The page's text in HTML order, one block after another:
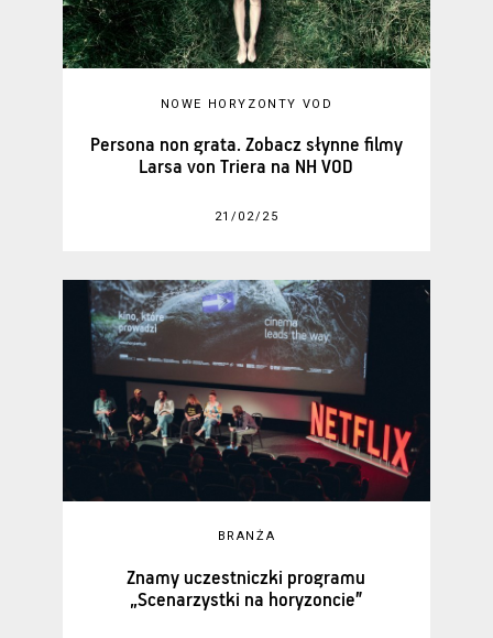
NOWE HORYZONTY VOD
Persona non grata. Zobacz słynne filmy
Larsa von Triera na NH VOD
21/02/25
BRANŻA
Znamy uczestniczki programu
„Scenarzystki na horyzoncie”